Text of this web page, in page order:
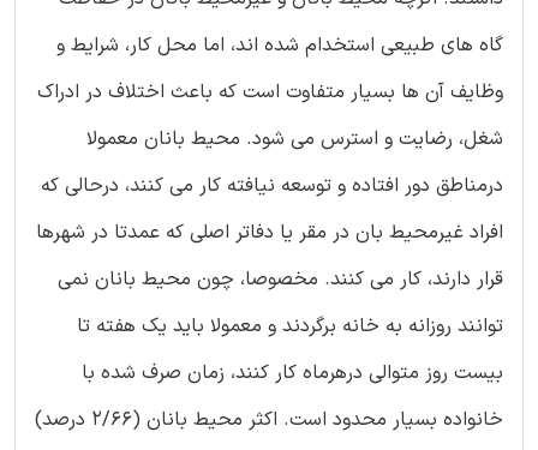
گاه های طبیعی استخدام شده اند، اما محل کار، شرایط و
وظایف آن ها بسیار متفاوت است که باعث اختلاف در ادراک
شغل، رضایت و استرس می شود. محیط بانان معمولا
درمناطق دور افتاده و توسعه نیافته کار می کنند، درحالی که
افراد غیرمحیط بان در مقر یا دفاتر اصلی که عمدتا در شهرها
قرار دارند، کار می کنند. مخصوصا، چون محیط بانان نمی
توانند روزانه به خانه برگردند و معمولا باید یک هفته تا
بیست روز متوالی درهرماه کار کنند، زمان صرف شده با
خانواده بسیار محدود است. اکثر محیط بانان (2/66 درصد)